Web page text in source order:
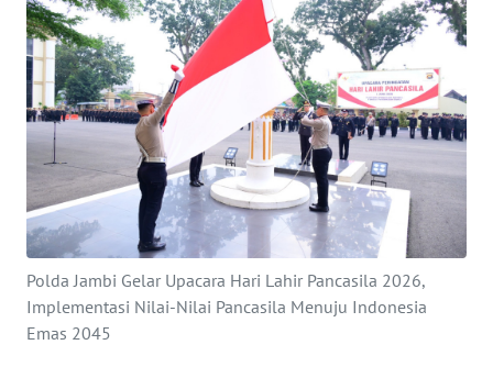
Polda Jambi Gelar Upacara Hari Lahir Pancasila 2026,
Implementasi Nilai-Nilai Pancasila Menuju Indonesia
Emas 2045
PERISTIWA
Informasi
BERITA
KONTAK
KAMI
INFO
IKLAN